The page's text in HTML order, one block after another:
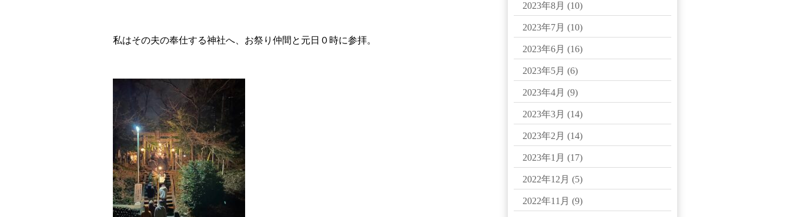
私はその夫の奉仕する神社へ、お祭り仲間と元日０時に参拝。
2023年8月 (10)
2023年7月 (10)
2023年6月 (16)
2023年5月 (6)
2023年4月 (9)
2023年3月 (14)
2023年2月 (14)
2023年1月 (17)
2022年12月 (5)
2022年11月 (9)